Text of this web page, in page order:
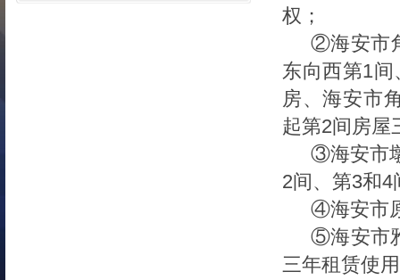
权；
②海安市
东向西第1
房、海安市
起第2间房屋
③海安市
2间、第3和
④海安市
⑤海安市
三年租赁使